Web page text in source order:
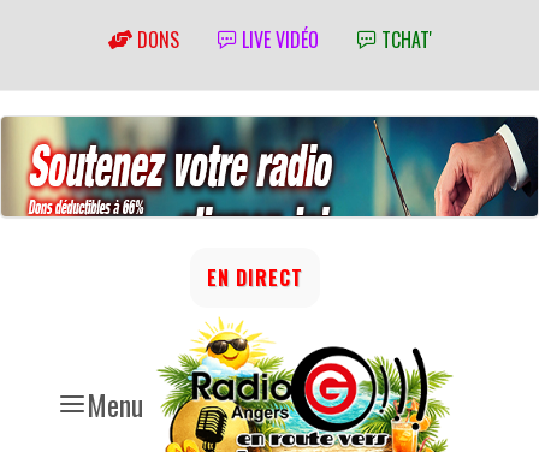
DONS LIVE VIDÉO TCHAT'
Menu
EN DIRECT